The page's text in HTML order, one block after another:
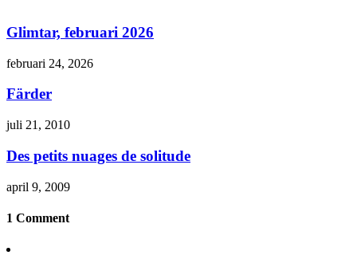
Glimtar, februari 2026
februari 24, 2026
Färder
juli 21, 2010
Des petits nuages de solitude
april 9, 2009
1 Comment